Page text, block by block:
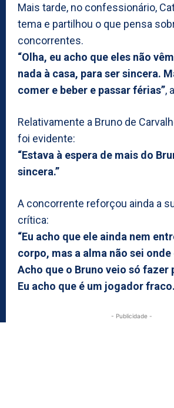
Mais tarde, no confessionário,
tema e partilhou o que pensa
concorrentes.
“Olha, eu acho que eles não
nada à casa, para ser sincera.
comer e beber e passar férias”,
Relativamente a Bruno de
foi evidente:
“Estava à espera de mais do
sincera.”
A concorrente reforçou ainda a
crítica:
“Eu acho que ele ainda nem
corpo, mas a alma não sei onde
Acho que o Bruno veio só fazer
Eu acho que é um jogador
- Publicidade -